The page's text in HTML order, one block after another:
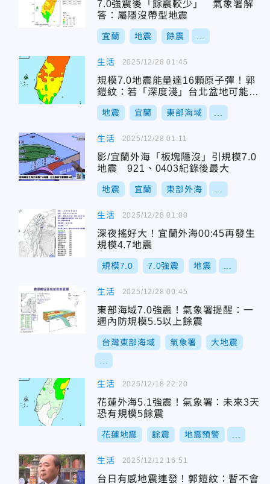
7.0強震後「餘震較少」 氣象署解
答：屬隱沒帶型地震
宜蘭 地震 餘震
生活
規模7.0地震能量達16顆原子彈！郭
鎧紋：若「深度淺」台北盆地可能很
嚴重
地震 宜蘭 東部海域
2025/12/28 01:45
生活
影/宜蘭外海「板塊隱沒」引規模7.0
地震 921、0403紀錄後最大
地震 宜蘭 東部外海
2025/12/28 01:11
生活
深夜搖好大！宜蘭外海00:45再發生
規模4.7地震
規模7.0 7.0強震 地震
2025/12/28 01:00
生活
東部海域7.0強震！氣象署提醒：一
週內防規模5.5以上餘震
台灣東部海域 氣象署 大地震
2025/12/28 00:45
生活
花蓮外海5.1強震！氣象署：未來3天
恐有規模5餘震
花蓮地震 餘震 地震預警
2025/12/18 22:20
生活
台日有感地震連發！郭鎧紋：暫不會
2025/12/12 16:51